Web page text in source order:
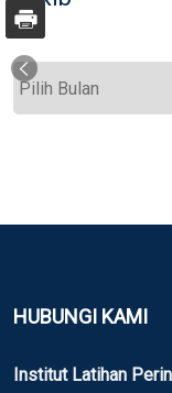
HUBUNGI KAMI
Institut Latihan